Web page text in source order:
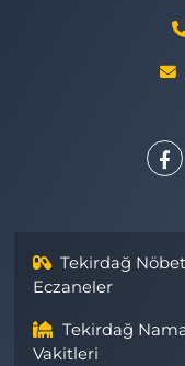
Tekirdağ
Eczaneler
Tekirdağ
Vakitleri